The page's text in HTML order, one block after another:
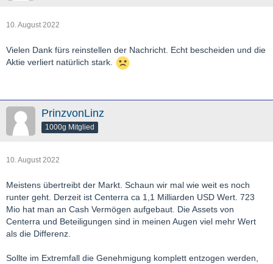
10. August 2022
Vielen Dank fürs reinstellen der Nachricht. Echt bescheiden und die
Aktie verliert natürlich stark.
PrinzvonLinz
1000g Mitglied
10. August 2022
Meistens übertreibt der Markt. Schaun wir mal wie weit es noch
runter geht. Derzeit ist Centerra ca 1,1 Milliarden USD Wert. 723
Mio hat man an Cash Vermögen aufgebaut. Die Assets von
Centerra und Beteiligungen sind in meinen Augen viel mehr Wert
als die Differenz.
Sollte im Extremfall die Genehmigung komplett entzogen werden,